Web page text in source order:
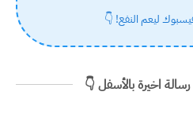
ليعم النفع! 👇
اخيرة بالأسفل 👇